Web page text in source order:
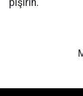
pişirin.